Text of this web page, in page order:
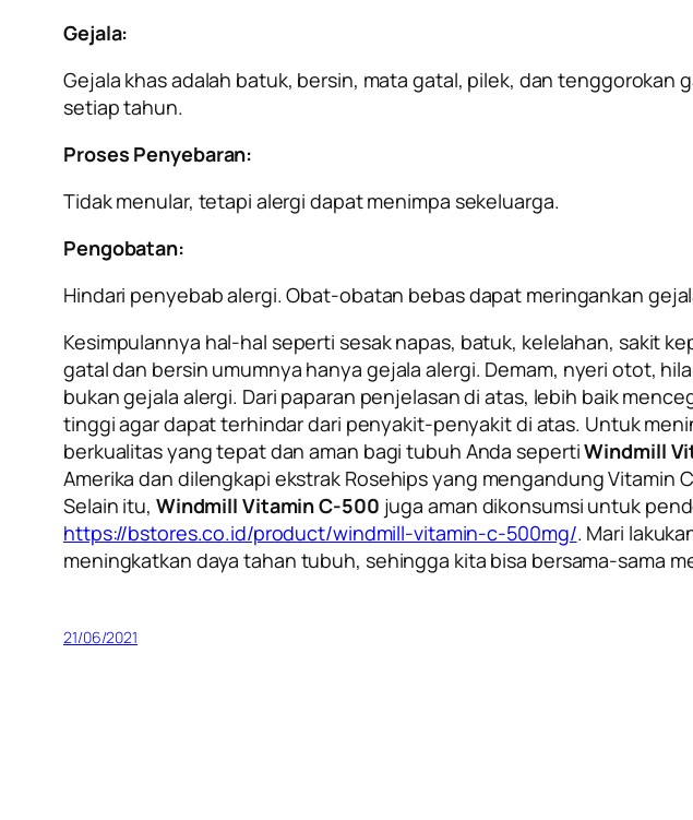
Gejala:
Gejala khas adalah batuk, bersin, mata gatal, pilek, dan tenggorokan
setiap tahun.
Proses Penyebaran:
Tidak menular, tetapi alergi dapat menimpa sekeluarga.
Pengobatan:
Hindari penyebab alergi. Obat-obatan bebas dapat meringankan
Kesimpulannya hal-hal seperti sesak napas, batuk, kelelahan, sakit
gatal dan bersin umumnya hanya gejala alergi. Demam, nyeri otot,
bukan gejala alergi. Dari paparan penjelasan di atas, lebih baik
tinggi agar dapat terhindar dari penyakit-penyakit di atas. Untuk
berkualitas yang tepat dan aman bagi tubuh Anda sepertiWindmill
Amerika dan dilengkapi ekstrak Rosehipsyang mengandung Vitamin
Selain itu, Windmill Vitamin C-500 juga aman dikonsumsi untuk
https://bstores.co.id/product/windmill-vitamin-c-500mg/. Mari
meningkatkan daya tahan tubuh, sehingga kita bisa bersama-sama
21/06/2021